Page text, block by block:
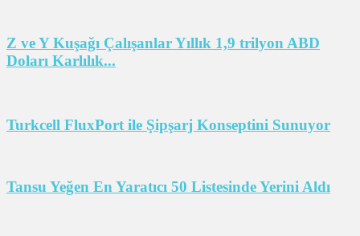
Z ve Y Kuşağı Çalışanlar Yıllık 1,9 trilyon ABD
Doları Karlılık...
Turkcell FluxPort ile Şipşarj Konseptini Sunuyor
Tansu Yeğen En Yaratıcı 50 Listesinde Yerini Aldı